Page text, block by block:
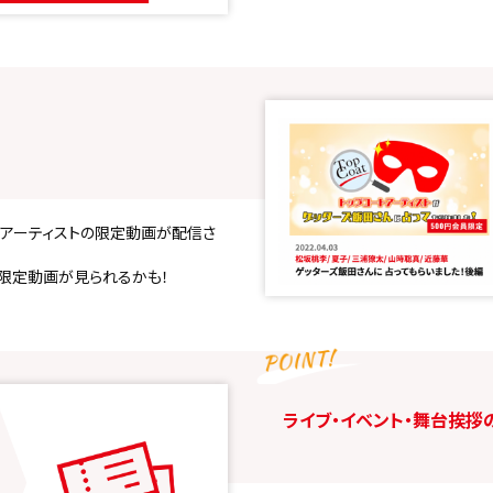
ティストの限定動画が配信さ
定動画が見られるかも！
ライブ・イベント・舞台挨